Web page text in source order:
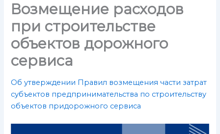
Возмещение расходов
при строительстве
объектов дорожного
сервиса
Об утверждении Правил возмещения части затрат
субъектов предпринимательства по строительству
объектов придорожного сервиса